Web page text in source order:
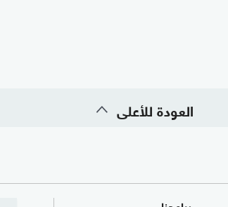
العودة للأعلى